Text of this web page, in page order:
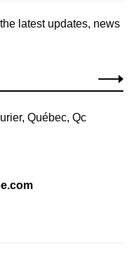
latest updates, news
Québec, Qc